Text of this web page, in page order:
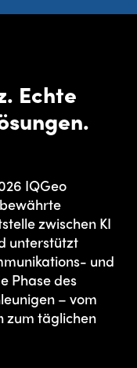
Echte
IQGeo
zwischen KI
unterstützt
und
Phase des
– vom
zum täglichen